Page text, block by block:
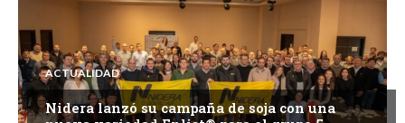
ACTUALIDAD
Nidera lanzó su campaña de soja con una